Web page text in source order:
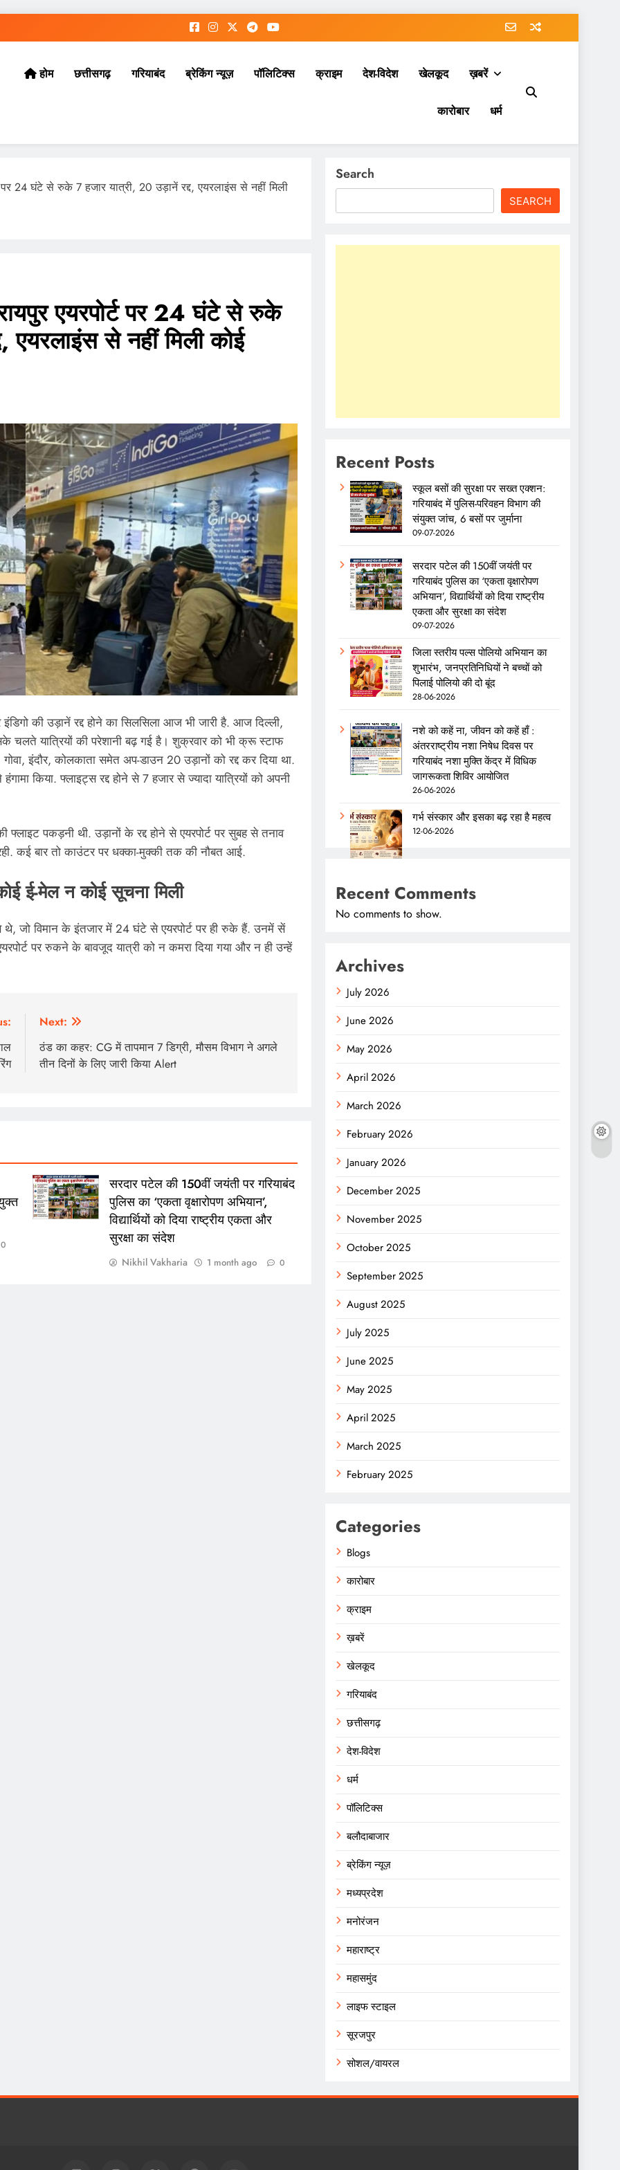
होम छत्तीसगढ़ गरियाबंद ब्रेकिंग न्यूज़ पॉलिटिक्स क्राइम देश-विदेश खेलकूद ख़बरें
कारोबार धर्म
24 घंटे से रुके 7 हजार यात्री, 20 उड़ानें रद्द, एयरलाइंस से नहीं मिली
एयरपोर्ट पर 24 घंटे से रुके
एयरलाइंस से नहीं मिली कोई
इंडिगो की उड़ानें रद्द होने का सिलसिला आज भी जारी है. आज दिल्ली,
चलते यात्रियों की परेशानी बढ़ गई है। शुक्रवार को भी क्रू स्टाफ
इंदौर, कोलकाता समेत अप-डाउन 20 उड़ानों को रद्द कर दिया था.
किया. फ्लाइट्स रद्द होने से 7 हजार से ज्यादा यात्रियों को अपनी
फ्लाइट पकड़नी थी. उड़ानों के रद्द होने से एयरपोर्ट पर सुबह से तनाव
कई बार तो काउंटर पर धक्का-मुक्की तक की नौबत आई.
ई-मेल न कोई सूचना मिली
थे, जो विमान के इंतजार में 24 घंटे से एयरपोर्ट पर ही रुके हैं. उनमें सें
पर रुकने के बावजूद यात्री को न कमरा दिया गया और न ही उन्हें
Next:
ठंड का कहर: CG में तापमान 7 डिग्री, मौसम विभाग ने अगले
तीन दिनों के लिए जारी किया Alert
0
सरदार पटेल की 150वीं जयंती पर गरियाबंद
पुलिस का ‘एकता वृक्षारोपण अभियान’,
विद्यार्थियों को दिया राष्ट्रीय एकता और
सुरक्षा का संदेश
Nikhil Vakharia 1 month ago 0
Search
SEARCH
Recent Posts
स्कूल बसों की सुरक्षा पर सख्त एक्शन:
गरियाबंद में पुलिस-परिवहन विभाग की
संयुक्त जांच, 6 बसों पर जुर्माना
09-07-2026
सरदार पटेल की 150वीं जयंती पर
गरियाबंद पुलिस का ‘एकता वृक्षारोपण
अभियान’, विद्यार्थियों को दिया राष्ट्रीय
एकता और सुरक्षा का संदेश
09-07-2026
जिला स्तरीय पल्स पोलियो अभियान का
शुभारंभ, जनप्रतिनिधियों ने बच्चों को
पिलाई पोलियो की दो बूंद
28-06-2026
नशे को कहें ना, जीवन को कहें हाँ :
अंतरराष्ट्रीय नशा निषेध दिवस पर
गरियाबंद नशा मुक्ति केंद्र में विधिक
जागरूकता शिविर आयोजित
26-06-2026
गर्भ संस्कार और इसका बढ़ रहा है महत्व
12-06-2026
Recent Comments
No comments to show.
Archives
July 2026
June 2026
May 2026
April 2026
March 2026
February 2026
January 2026
December 2025
November 2025
October 2025
September 2025
August 2025
July 2025
June 2025
May 2025
April 2025
March 2025
February 2025
Categories
Blogs
कारोबार
क्राइम
ख़बरें
खेलकूद
गरियाबंद
छत्तीसगढ़
देश-विदेश
धर्म
पॉलिटिक्स
बलौदाबाजार
ब्रेकिंग न्यूज़
मध्यप्रदेश
मनोरंजन
महाराष्ट्र
महासमुंद
लाइफ स्टाइल
सूरजपुर
सोशल/वायरल